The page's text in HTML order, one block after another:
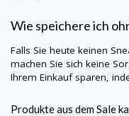
Wie speichere ich
Falls Sie heute keinen
machen Sie sich keine
Ihrem Einkauf sparen,
Produkte aus dem Sale